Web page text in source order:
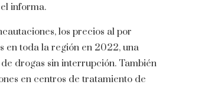
informa.
los precios al por
en toda la región en 2022, una
drogas sin interrupción. También
en centros de tratamiento de